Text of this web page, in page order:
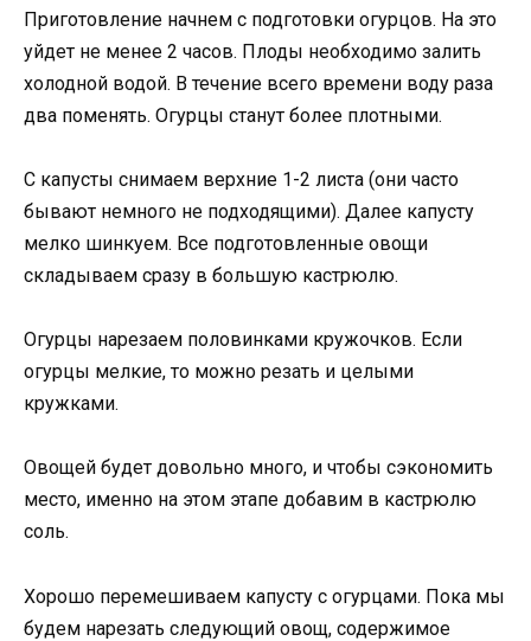
Приготовление начнем с подготовки огурцов. На это
уйдет не менее 2 часов. Плоды необходимо залить
холодной водой. В течение всего времени воду раза
два поменять. Огурцы станут более плотными.
С капусты снимаем верхние 1-2 листа (они часто
бывают немного не подходящими). Далее капусту
мелко шинкуем. Все подготовленные овощи
складываем сразу в большую кастрюлю.
Огурцы нарезаем половинками кружочков. Если
огурцы мелкие, то можно резать и целыми
кружками.
Овощей будет довольно много, и чтобы сэкономить
место, именно на этом этапе добавим в кастрюлю
соль.
Хорошо перемешиваем капусту с огурцами. Пока мы
будем нарезать следующий овощ, содержимое